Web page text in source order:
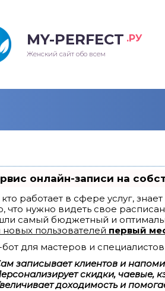
MY-PERFECT .РУ
Женский сайт обо всем
онлайн-записи на
кто работает в сфере услуг,
что нужно видеть свое
самый бюджетный и
новых пользователей первый
бот для мастеров и
записывает клиентов и
скидки, чаевые,
доходимость и